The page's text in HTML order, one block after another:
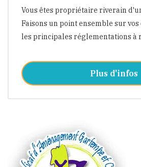
Vous êtes propriétaire riverain
Faisons un point ensemble sur
les principales réglementations à
Plus d'infos